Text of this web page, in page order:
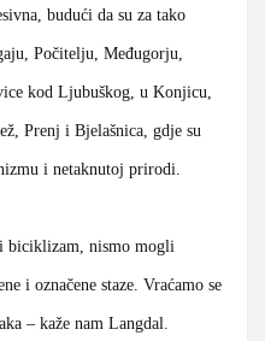
budući da su za tako
Počitelju, Međugorju,
kod Ljubuškog, u Konjicu,
Prenj i Bjelašnica, gdje su
i netaknutoj prirodi.
biciklizam, nismo mogli
i označene staze. Vraćamo se
– kaže nam Langdal.